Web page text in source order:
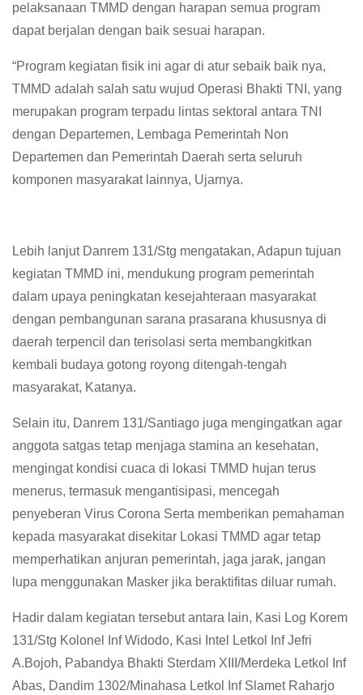
pelaksanaan TMMD dengan harapan semua program
dapat berjalan dengan baik sesuai harapan.
“Program kegiatan fisik ini agar di atur sebaik baik nya,
TMMD adalah salah satu wujud Operasi Bhakti TNI, yang
merupakan program terpadu lintas sektoral antara TNI
dengan Departemen, Lembaga Pemerintah Non
Departemen dan Pemerintah Daerah serta seluruh
komponen masyarakat lainnya, Ujarnya.
Lebih lanjut Danrem 131/Stg mengatakan, Adapun tujuan
kegiatan TMMD ini, mendukung program pemerintah
dalam upaya peningkatan kesejahteraan masyarakat
dengan pembangunan sarana prasarana khususnya di
daerah terpencil dan terisolasi serta membangkitkan
kembali budaya gotong royong ditengah-tengah
masyarakat, Katanya.
Selain itu, Danrem 131/Santiago juga mengingatkan agar
anggota satgas tetap menjaga stamina an kesehatan,
mengingat kondisi cuaca di lokasi TMMD hujan terus
menerus, termasuk mengantisipasi, mencegah
penyeberan Virus Corona Serta memberikan pemahaman
kepada masyarakat disekitar Lokasi TMMD agar tetap
memperhatikan anjuran pemerintah, jaga jarak, jangan
lupa menggunakan Masker jika beraktifitas diluar rumah.
Hadir dalam kegiatan tersebut antara lain, Kasi Log Korem
131/Stg Kolonel Inf Widodo, Kasi Intel Letkol Inf Jefri
A.Bojoh, Pabandya Bhakti Sterdam XIII/Merdeka Letkol Inf
Abas, Dandim 1302/Minahasa Letkol Inf Slamet Raharjo